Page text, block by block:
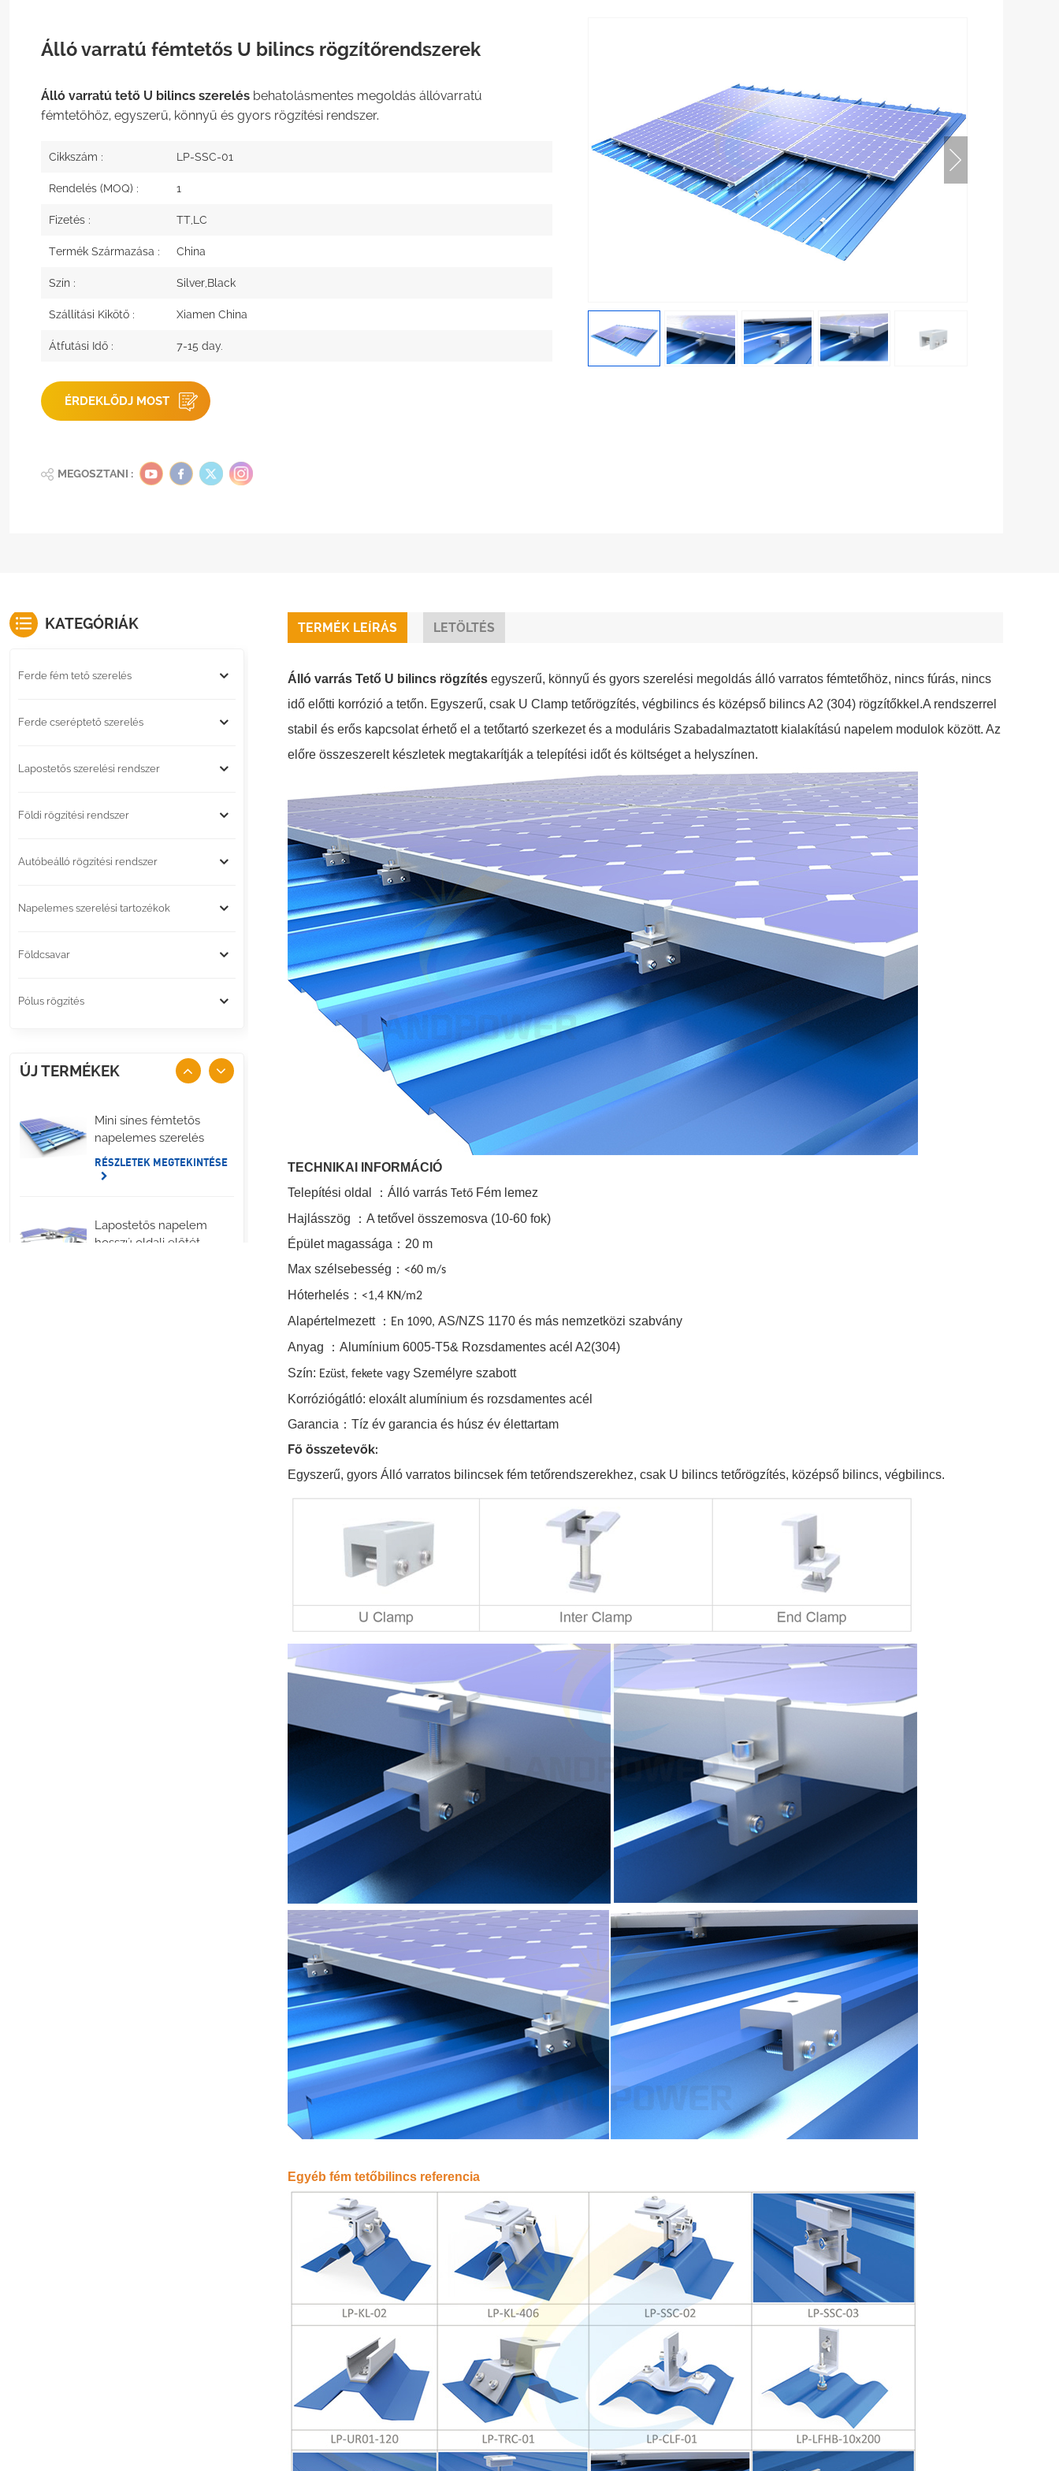
Álló varratú fémtetős U bilincs rögzítőrendszerek
Álló varratú tető U bilincs szerelésbehatolásmentes megoldás állóvarratú
fémtetőhöz, egyszerű, könnyű és gyors rögzítési rendszer.
Cikkszám : LP-SSC-01
Rendelés (MOQ) : 1
Fizetés : TT,LC
Termék Származása : China
Szín : Silver,Black
Szállítási Kikötő : Xiamen China
Átfutási Idő : 7-15 day.
ÉRDEKLŐDJ MOST
MEGOSZTANI :
TERMÉK LEÍRÁS LETÖLTÉS
Álló varrás Tető U bilincs rögzítésegyszerű, könnyű és gyors szerelési megoldás álló varratos fémtetőhöz, nincs fúrás, nincs
idő előtti korrózió a tetőn. Egyszerű, csak U Clamp tetőrögzítés, végbilincs és középső bilincs A2 (304) rögzítőkkel.A rendszerrel
stabil és erős kapcsolat érhető el a tetőtartó szerkezet és a moduláris Szabadalmaztatott kialakítású napelem modulok között. Az
előre összeszerelt készletek megtakarítják a telepítési időt és költséget a helyszínen.
TECHNIKAI INFORMÁCIÓ
Telepítési oldal
： Álló varrás TetőFém lemez
Hajlásszög
： A tetővel összemosva (10-60 fok)
Épület magassága ： 20 m
Max szélsebesség ： <60 m/s
Hóterhelés： <1,4 KN/m2
Alapértelmezett ： En 1090, AS/NZS 1170 és más nemzetközi szabvány
Anyag
： Alumínium 6005-T5& Rozsdamentes acél A2(304)
Szín: Ezüst, fekete vagySzemélyre szabott
Korróziógátló: eloxált alumínium és rozsdamentes acél
Garancia ： Tíz év garancia és húsz év élettartam
Fő összetevők:
Egyszerű, gyors Álló varratos bilincsek fém tetőrendszerekhez, csak U bilincs tetőrögzítés, középső bilincs, végbilincs.
Egyéb fém tetőbilincs referencia
KATEGÓRIÁK
Ferde fém tető szerelés
Ferde cseréptető szerelés
Lapostetős szerelési rendszer
Földi rögzítési rendszer
Autóbeálló rögzítési rendszer
Napelemes szerelési tartozékok
Földcsavar
Pólus rögzítés
ÚJ TERMÉKEK
Mini sínes fémtetős
napelemes szerelés
RÉSZLETEK MEGTEKINTÉSE
Lapostetős napelem
hosszú oldali előtét